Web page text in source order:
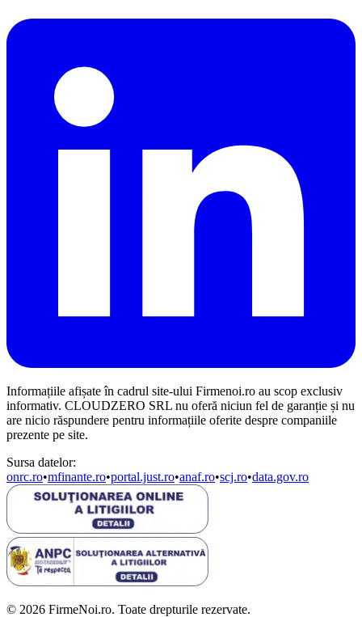
Informațiile afișate în cadrul site-ului Firmenoi.ro au scop exclusiv
informativ. CLOUDZERO SRL nu oferă niciun fel de garanție și nu
are nicio răspundere pentru informațiile oferite despre companiile
prezente pe site.
Sursa datelor:
onrc.ro•mfinante.ro•portal.just.ro•anaf.ro•scj.ro•data.gov.ro
© 2026 FirmeNoi.ro. Toate drepturile rezervate.